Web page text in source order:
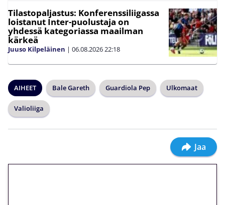
Tilastopaljastus: Konferenssiliigassa
loistanut Inter-puolustaja on
yhdessä kategoriassa maailman
kärkeä
Juuso Kilpeläinen | 06.08.202622:18
AIHEET Bale Gareth Guardiola Pep Ulkomaat
Valioliiga
Jaa